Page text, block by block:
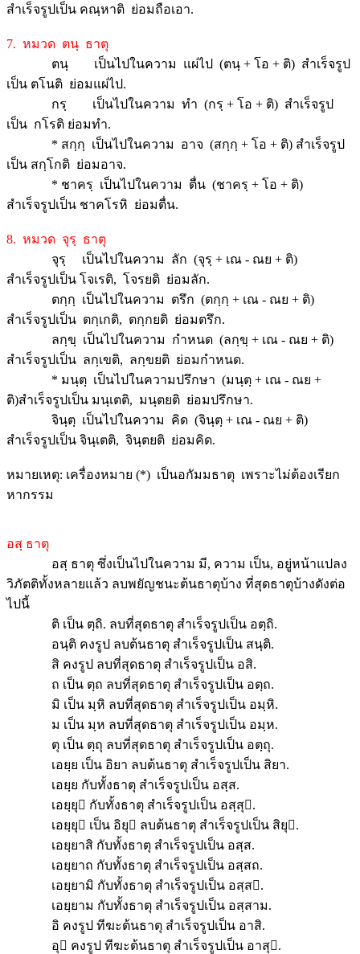
สำเร็จรูปเป็น คณฺหาติ ย่อมถือเอา.
7. หมวด ตนฺ ธาตุ
ตนฺ เป็นไปในความ แผ่ไป (ตนฺ + โอ + ติ) สำเร็จรูป
เป็น ตโนติ ย่อมแผ่ไป.
กรฺ เป็นไปในความ ทำ (กรฺ + โอ + ติ) สำเร็จรูป
เป็น กโรติ ย่อมทำ.
* สกฺกฺ เป็นไปในความ อาจ (สกฺกฺ + โอ + ติ) สำเร็จรูป
เป็น สกฺโกติ ย่อมอาจ.
* ชาครฺ เป็นไปในความ ตื่น (ชาครฺ + โอ + ติ)
สำเร็จรูปเป็น ชาคโรหิ ย่อมตื่น.
8. หมวด จุรฺ ธาตุ
จุรฺ เป็นไปในความ ลัก (จุรฺ + เณ - ณย + ติ)
สำเร็จรูปเป็น โจเรติ, โจรยติ ย่อมลัก.
ตกฺกฺ เป็นไปในความ ตรึก (ตกฺกฺ + เณ - ณย + ติ)
สำเร็จรูปเป็น ตกฺเกติ, ตกฺกยติ ย่อมตรึก.
ลกฺขฺ เป็นไปในความ กำหนด (ลกฺขฺ + เณ - ณย + ติ)
สำเร็จรูปเป็น ลกฺเขติ, ลกฺขยติ ย่อมกำหนด.
* มนฺตฺ เป็นไปในความปรึกษา (มนฺตฺ + เณ - ณย +
ติ)สำเร็จรูปเป็น มนฺเตติ, มนฺตยติ ย่อมปรึกษา.
จินฺตฺ เป็นไปในความ คิด (จินฺตฺ + เณ - ณย + ติ)
สำเร็จรูปเป็น จินฺเตติ, จินฺตยติ ย่อมคิด.
หมายเหตุ: เครื่องหมาย (*) เป็นอกัมมธาตุ เพราะไม่ต้องเรียก
หากรรม
อสฺ ธาตุ
อสฺ ธาตุ ซึ่งเป็นไปในความ มี, ความ เป็น, อยู่หน้าแปลง
วิภัตติทั้งหลายแล้ว ลบพยัญชนะต้นธาตุบ้าง ที่สุดธาตุบ้างดังต่อ
ไปนี้
ติ เป็น ตฺถิ. ลบที่สุดธาตุ สำเร็จรูปเป็น อตฺถิ.
อนฺติ คงรูป ลบต้นธาตุ สำเร็จรูปเป็น สนฺติ.
สิ คงรูป ลบที่สุดธาตุ สำเร็จรูปเป็น อสิ.
ถ เป็น ตฺถ ลบที่สุดธาตุ สำเร็จรูปเป็น อตฺถ.
มิ เป็น มฺหิ ลบที่สุดธาตุ สำเร็จรูปเป็น อมฺหิ.
ม เป็น มฺห ลบที่สุดธาตุ สำเร็จรูปเป็น อมฺห.
ตุ เป็น ตฺถุ ลบที่สุดธาตุ สำเร็จรูปเป็น อตฺถุ.
เอยฺย เป็น อิยา ลบต้นธาตุ สำเร็จรูปเป็น สิยา.
เอยฺย กับทั้งธาตุ สำเร็จรูปเป็น อสฺส.
เอยฺยุ กับทั้งธาตุ สำเร็จรูปเป็น อสฺสุ.
เอยฺยุ เป็น อิยุ ลบต้นธาตุ สำเร็จรูปเป็น สิยุ.
เอยฺยาสิ กับทั้งธาตุ สำเร็จรูปเป็น อสฺส.
เอยฺยาถ กับทั้งธาตุ สำเร็จรูปเป็น อสฺสถ.
เอยฺยามิ กับทั้งธาตุ สำเร็จรูปเป็น อสฺส.
เอยฺยาม กับทั้งธาตุ สำเร็จรูปเป็น อสฺสาม.
อิ คงรูป ทีฆะต้นธาตุ สำเร็จรูปเป็น อาสิ.
อุ คงรูป ทีฆะต้นธาตุ สำเร็จรูปเป็น อาสุ.